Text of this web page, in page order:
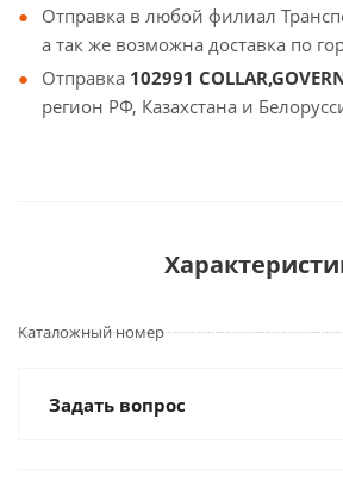
Отправка в любой филиал
а так же возможна доставка по
Отправка 102991
регион РФ, Казахстана и
Каталожный номер
Задать вопрос